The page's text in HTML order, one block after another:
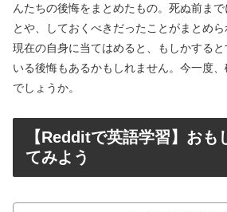
んたちの後悔をまとめたもの。死ぬ前ま
とや、しておくべきだったことがまとめら
現在の自身に当てはめると、もしかする
いる後悔もあるかもしれません。今一度
でしょうか。
【Redditで英語学習】お
てみよう